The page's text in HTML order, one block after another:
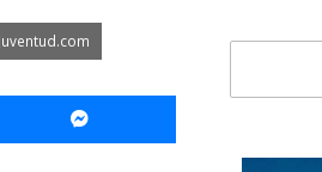
Messenger